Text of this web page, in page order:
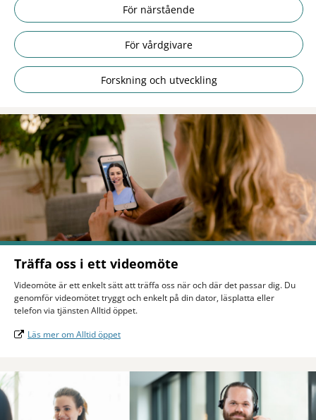
För närstående
För vårdgivare
Forskning och utveckling
Träffa oss i ett videomöte
Videomöte är ett enkelt sätt att träffa oss när och där det passar dig. Du
genomför videomötet tryggt och enkelt på din dator, läsplatta eller
telefon via tjänsten Alltid öppet.
Läs mer om Alltid öppet